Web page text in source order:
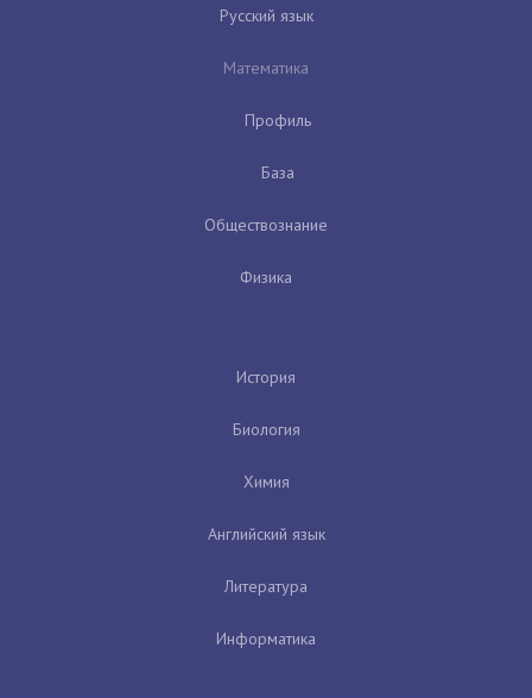
Русский язык
Математика
Профиль
База
Обществознание
Физика
История
Биология
Химия
Английский язык
Литература
Информатика